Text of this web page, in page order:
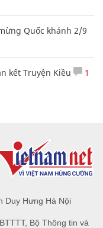
Quốc khánh 2/9
kết Truyện Kiều 1
Duy Hưng Hà Nội
Bộ Thông tin và